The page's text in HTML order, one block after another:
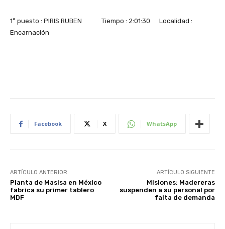
1° puesto : PIRIS RUBEN Tiempo : 2:01:30 Localidad :
Encarnación
Facebook X WhatsApp
ARTÍCULO ANTERIOR
Planta de Masisa en México
fabrica su primer tablero
MDF
ARTÍCULO SIGUIENTE
Misiones: Madereras
suspenden a su personal por
falta de demanda